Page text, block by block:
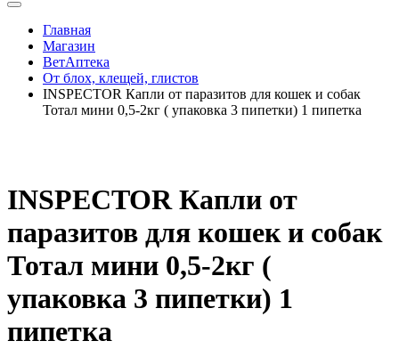
Главная
Магазин
ВетАптека
От блох, клещей, глистов
INSPECTOR Капли от паразитов для кошек и собак
Тотал мини 0,5-2кг ( упаковка 3 пипетки) 1 пипетка
INSPECTOR Капли от
паразитов для кошек и собак
Тотал мини 0,5-2кг (
упаковка 3 пипетки) 1
пипетка